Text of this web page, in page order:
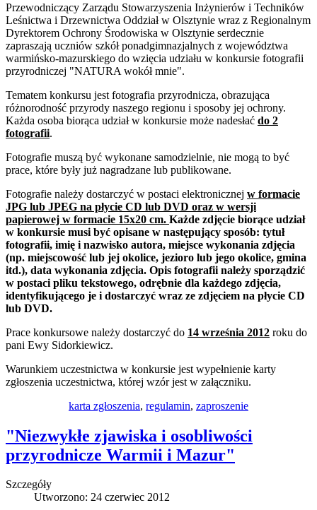
Przewodniczący Zarządu Stowarzyszenia Inżynierów i Techników
Leśnictwa i Drzewnictwa Oddział w Olsztynie wraz z Regionalnym
Dyrektorem Ochrony Środowiska w Olsztynie serdecznie
zapraszają uczniów szkół ponadgimnazjalnych z województwa
warmińsko-mazurskiego do wzięcia udziału w konkursie fotografii
przyrodniczej "NATURA wokół mnie".
Tematem konkursu jest fotografia przyrodnicza, obrazująca
różnorodność przyrody naszego regionu i sposoby jej ochrony.
Każda osoba biorąca udział w konkursie może nadesłać do 2
fotografii.
Fotografie muszą być wykonane samodzielnie, nie mogą to być
prace, które były już nagradzane lub publikowane.
Fotografie należy dostarczyć w postaci elektronicznej w formacie
JPG lub JPEG na płycie CD lub DVD oraz w wersji
papierowej w formacie 15x20 cm. Każde zdjęcie biorące udział
w konkursie musi być opisane w następujący sposób: tytuł
fotografii, imię i nazwisko autora, miejsce wykonania zdjęcia
(np. miejscowość lub jej okolice, jezioro lub jego okolice, gmina
itd.), data wykonania zdjęcia. Opis fotografii należy sporządzić
w postaci pliku tekstowego, odrębnie dla każdego zdjęcia,
identyfikującego je i dostarczyć wraz ze zdjęciem na płycie CD
lub DVD.
Prace konkursowe należy dostarczyć do 14 września 2012 roku do
pani Ewy Sidorkiewicz.
Warunkiem uczestnictwa w konkursie jest wypełnienie karty
zgłoszenia uczestnictwa, której wzór jest w załączniku.
karta zgłoszenia, regulamin, zaproszenie
"Niezwykłe zjawiska i osobliwości
przyrodnicze Warmii i Mazur"
Szczegóły
Utworzono: 24 czerwiec 2012